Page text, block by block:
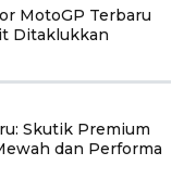
MotoGP Terbaru
Ditaklukkan
Skutik Premium
dan Performa